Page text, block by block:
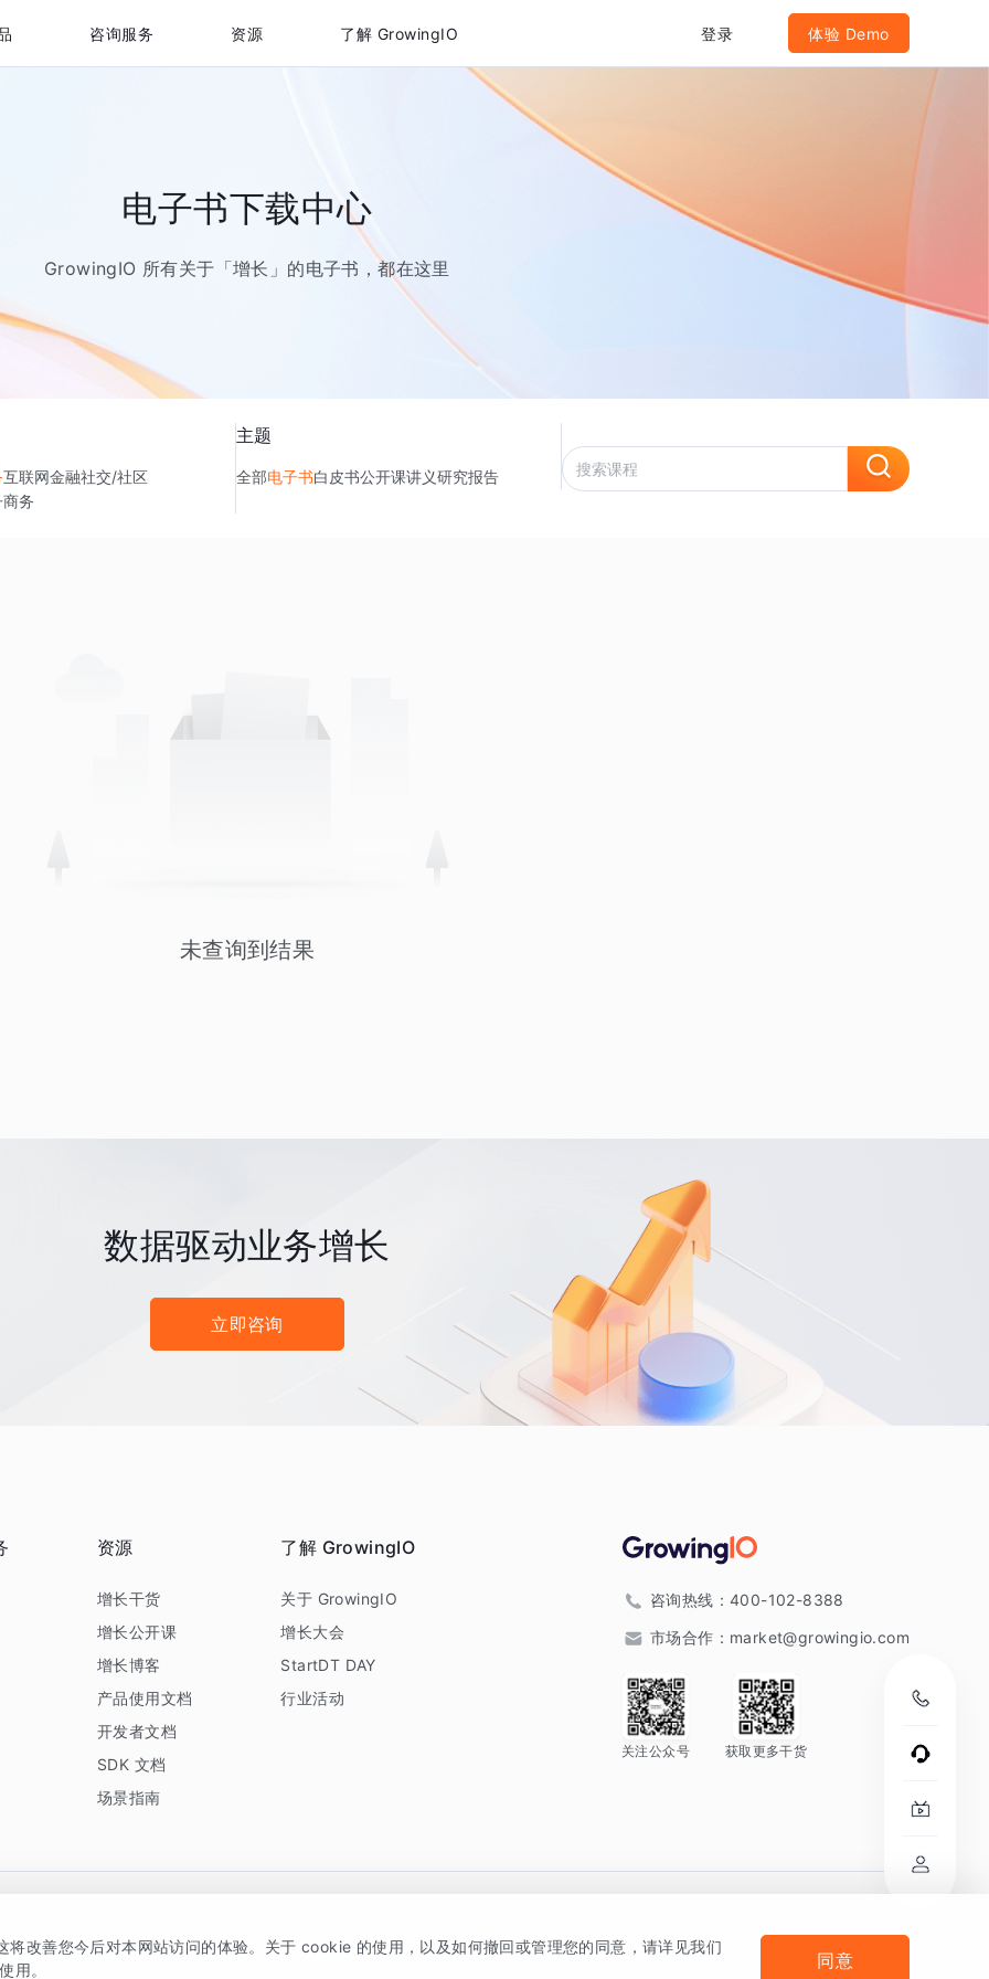
咨询服务 资源 了解 GrowingIO 登录 体验 Demo
电子书下载中心
GrowingIO 所有关于「增长」的电子书，都在这里
互联网金融社交/社区
务
主题
全部电子书白皮书公开课讲义研究报告
未查询到结果
数据驱动业务增长
立即咨询
资源
增长干货
增长公开课
增长博客
产品使用文档
开发者文档
SDK 文档
场景指南
了解 GrowingIO
关于 GrowingIO
增长大会
StartDT DAY
行业活动
咨询热线： 400-102-8388
市场合作： market@growingio.com
关注公众号 获取更多干货
号 法律声明及隐私条款
改善您今后对本网站访问的体验。关于 cookie 的使用，以及如何撤回或管理您的同意，请详见我们
用。 同意